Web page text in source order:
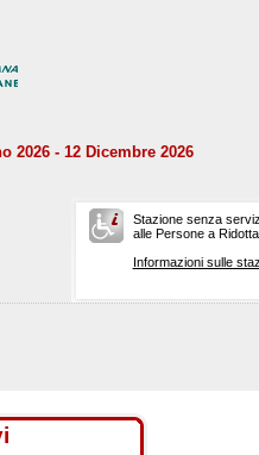
2026 - 12 Dicembre 2026
Stazione senza
alle Persone a
Informazioni sulle